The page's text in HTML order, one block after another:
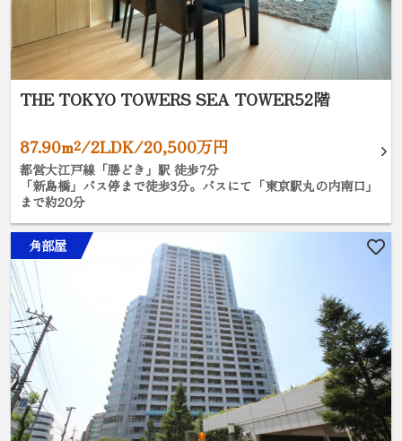
THE TOKYO TOWERS SEA TOWER52階
87.90m²/2LDK/20,500万円
都営大江戸線「勝どき」駅 徒歩7分
「新島橋」バス停まで徒歩3分。バスにて「東京駅丸の内南口」
まで約20分
角部屋